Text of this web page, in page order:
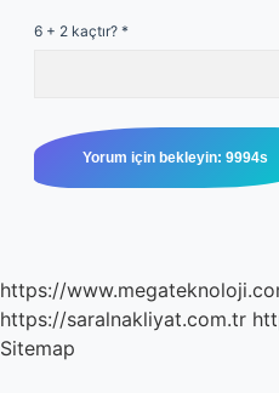
6 + 2 kaçtır? *
https://
https://saralnakliyat.com.tr
Sitemap